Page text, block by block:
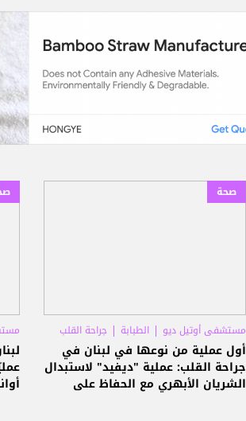
صحة
مستشفى أوتيل ديو الطبابة جراحة القلب
أول عملية من نوعها في لبنان في
جراحة القلب: عملية "ديفيد" لاستبدال
الشريان الأبهري مع الحفاظ على